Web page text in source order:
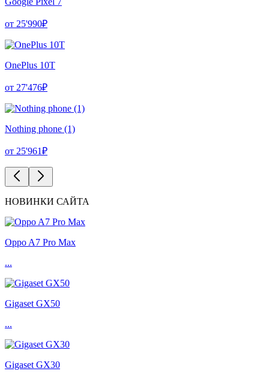
от 25'990₽
OnePlus 10T
от 27'476₽
Nothing phone (1)
от 25'961₽
НОВИНКИ САЙТА
Oppo A7 Pro Max
...
Gigaset GX50
...
Gigaset GX30